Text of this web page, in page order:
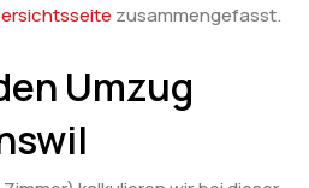
zusammengefasst.
Umzug